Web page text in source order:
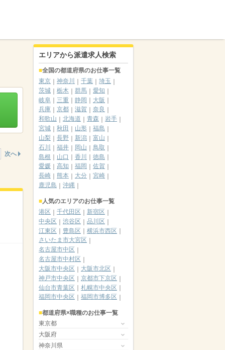
次へ
エリアから派遣求人検索
全国の都道府県のお仕事一覧
東京
神奈川 千葉
埼玉
茨城
栃木 群馬
愛知
岐阜
三重 静岡
大阪
兵庫
京都 滋賀
奈良
和歌山
北海道 青森
岩手
宮城
秋田 山形
福島
山梨
長野 新潟
富山
石川
福井 岡山
鳥取
島根
山口 香川
徳島
愛媛
高知 福岡
佐賀
長崎
熊本 大分
宮崎
鹿児島
沖縄
人気のエリアのお仕事一覧
港区
千代田区
新宿区
中央区
渋谷区
品川区
江東区
豊島区
横浜市西区
さいたま市大宮区
名古屋市中区
名古屋市中村区
大阪市中央区
大阪市北区
神戸市中央区
京都市下京区
仙台市青葉区
札幌市中央区
福岡市中央区
福岡市博多区
都道府県×職種のお仕事一覧
東京都
大阪府
神奈川県